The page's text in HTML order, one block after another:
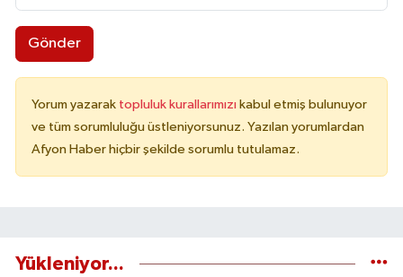
Gönder
Yorum yazarak topluluk kurallarımızı kabul etmiş bulunuyor
ve tüm sorumluluğu üstleniyorsunuz. Yazılan yorumlardan
Afyon Haber hiçbir şekilde sorumlu tutulamaz.
Yükleniyor...